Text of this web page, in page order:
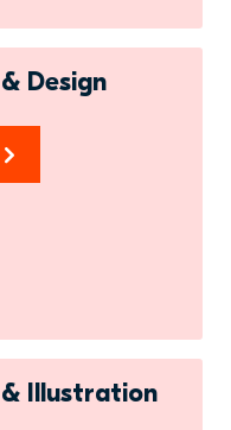
Design
Illustration